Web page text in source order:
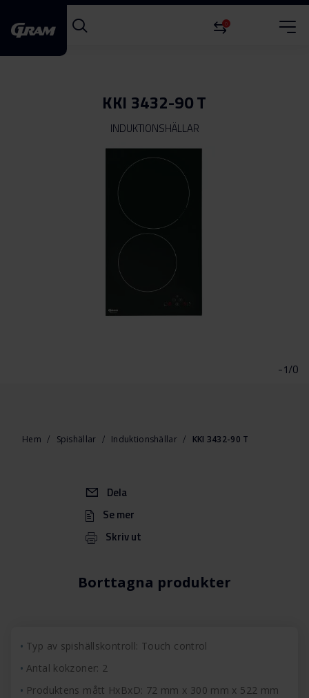
0
KKI 3432-90 T
INDUKTIONSHÄLLAR
-1/0
Hem Spishällar Induktionshällar KKI 3432-90 T
Borttagna produkter
Dela
Se mer
Skriv ut
Typ av spishällskontroll: Touch control
Antal kokzoner: 2
Produktens mått HxBxD: 72 mm x 300 mm x 522 mm